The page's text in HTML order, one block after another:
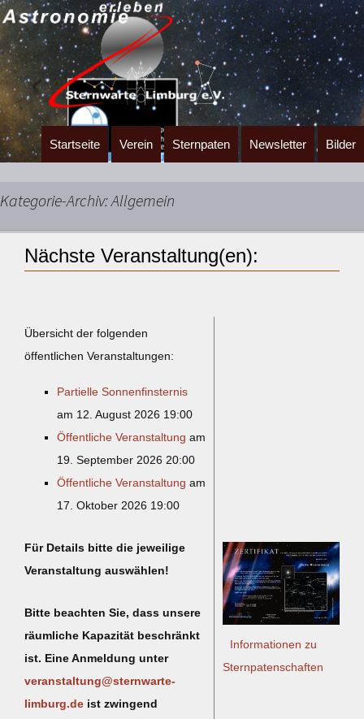
Zum
Inhalt
Startseite Verein Sternpaten Newsletter Bilder
Kategorie-Archiv: Allgemein
Nächste Veranstaltung(en):
Übersicht der folgenden
öffentlichen Veranstaltungen:
Partielle Sonnenfinsternis
am 12. August 2026 19:00
Öffentliche Veranstaltung am
19. September 2026 20:00
Öffentliche Veranstaltung am
17. Oktober 2026 19:00
Für Details bitte die jeweilige
Veranstaltung auswählen!
Bitte beachten Sie, dass unsere
räumliche Kapazität beschränkt
ist. Eine Anmeldung unter
veranstaltung@sternwarte-
limburg.de ist zwingend
Informationen zu
Sternpatenschaften